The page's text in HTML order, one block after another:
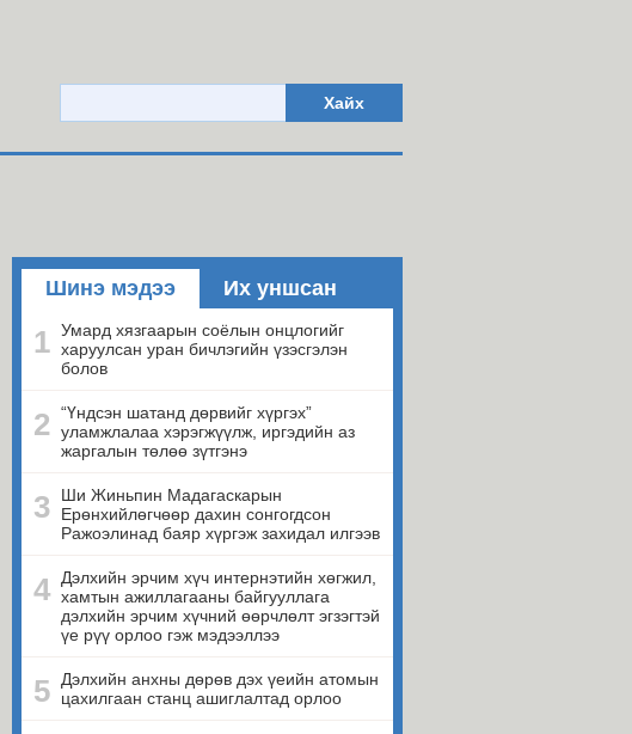
Хайх
Шинэ мэдээ Их уншсан
1 Умард хязгаарын соёлын онцлогийг
харуулсан уран бичлэгийн үзэсгэлэн
болов
2 “Үндсэн шатанд дөрвийг хүргэх”
уламжлалаа хэрэгжүүлж, иргэдийн аз
жаргалын төлөө зүтгэнэ
3
Ши Жиньпин Мадагаскарын
Ерөнхийлөгчөөр дахин сонгогдсон
Ражоэлинад баяр хүргэж захидал илгээв
4
Дэлхийн эрчим хүч интернэтийн хөгжил,
хамтын ажиллагааны байгууллага
дэлхийн эрчим хүчний өөрчлөлт эгзэгтэй
үе рүү орлоо гэж мэдээллээ
5
Дэлхийн анхны дөрөв дэх үеийн атомын
цахилгаан станц ашиглалтад орлоо